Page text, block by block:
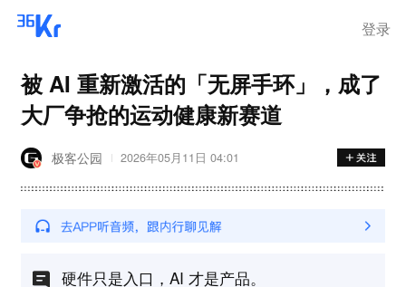
登录
被 AI 重新激活的「无屏手环」，成了
大厂争抢的运动健康新赛道
极客公园 2026年05月11日 04:01
​硬件只是入口，AI 才是产品。